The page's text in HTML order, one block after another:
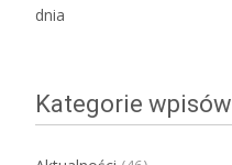
dnia
Kategorie wpisów